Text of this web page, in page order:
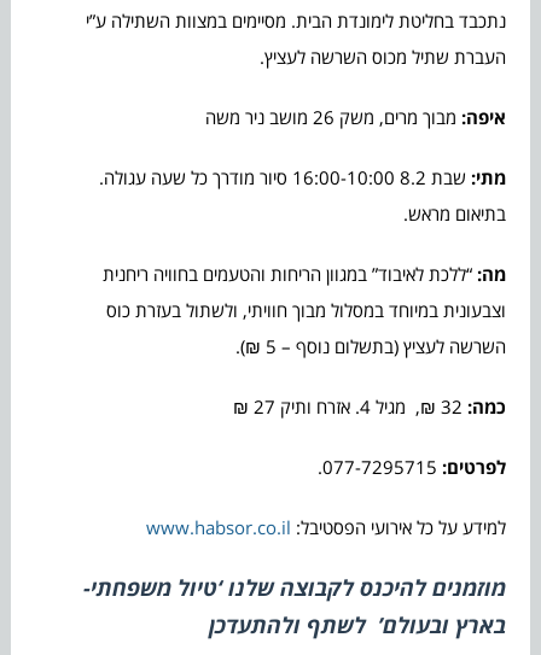
נתכבד בחליטת לימונדת הבית. מסיימים במצוות השתילה ע”י
העברת שתיל מכוס השרשה לעציץ.
איפה: מבוך מרים, משק 26 מושב ניר משה
מתי:
שבת 8.2 16:00-10:00 סיור מודרך כל שעה עגולה.
בתיאום מראש.
מה: “ללכת לאיבוד” במגוון הריחות והטעמים בחוויה ריחנית
וצבעונית במיוחד במסלול מבוך חוויתי, ולשתול בעזרת כוס
השרשה לעציץ (בתשלום נוסף – 5 ₪).
כמה:
לפרטים:
למידע על כל אירועי הפסטיבל:
מוזמנים להיכנס לקבוצה שלנו‘טיול משפחתי-
בארץ ובעולם’ לשתף ולהתעדכן